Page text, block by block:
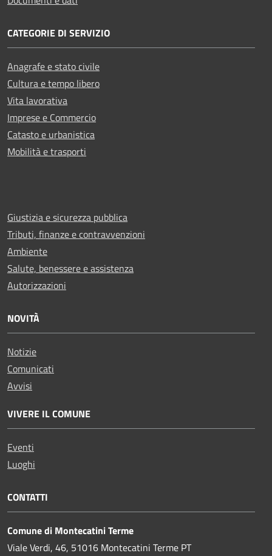
CATEGORIE DI SERVIZIO
Anagrafe e stato civile
Cultura e tempo libero
Vita lavorativa
Imprese e Commercio
Catasto e urbanistica
Mobilità e trasporti
Giustizia e sicurezza pubblica
Tributi, finanze e contravvenzioni
Ambiente
Salute, benessere e assistenza
Autorizzazioni
NOVITÀ
Notizie
Comunicati
Avvisi
VIVERE IL COMUNE
Eventi
Luoghi
CONTATTI
Comune di Montecatini Terme
Viale Verdi, 46, 51016 Montecatini Terme PT